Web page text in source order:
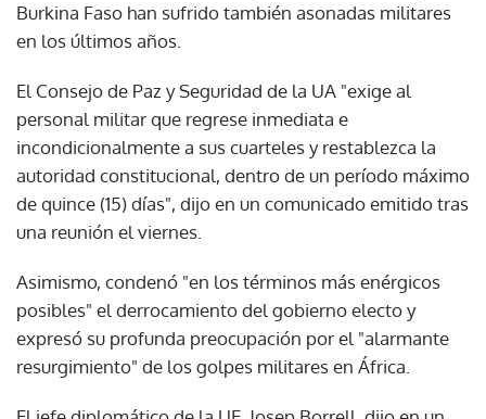
Burkina Faso han sufrido también asonadas militares
en los últimos años.
El Consejo de Paz y Seguridad de la UA "exige al
personal militar que regrese inmediata e
incondicionalmente a sus cuarteles y restablezca la
autoridad constitucional, dentro de un período máximo
de quince (15) días", dijo en un comunicado emitido tras
una reunión el viernes.
Asimismo, condenó "en los términos más enérgicos
posibles" el derrocamiento del gobierno electo y
expresó su profunda preocupación por el "alarmante
resurgimiento" de los golpes militares en África.